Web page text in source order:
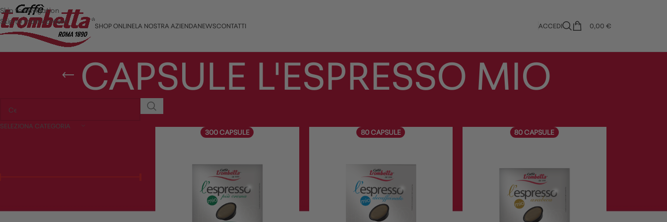
Skip to navigation
Skip to main content
SHOP ONLINELA NOSTRA AZIENDANEWSCONTATTI ACCEDI 0,00 €
CAPSULE L'ESPRESSO MIO
SELEZIONA CATEGORIA
300 CAPSULE 80 CAPSULE 80 CAPSULE